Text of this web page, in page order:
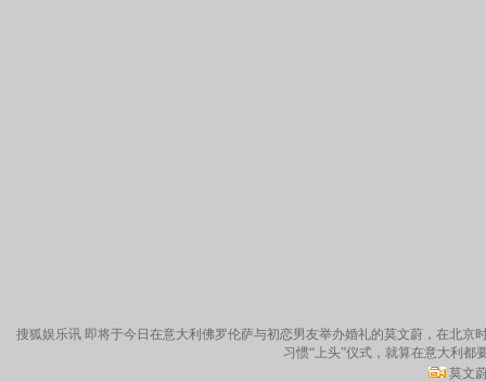
搜狐娱乐讯 即将于今日在意大利佛罗伦萨与初恋男友举办婚礼的莫文蔚，在北
习惯“上头”仪式，就算在意大利都
莫文